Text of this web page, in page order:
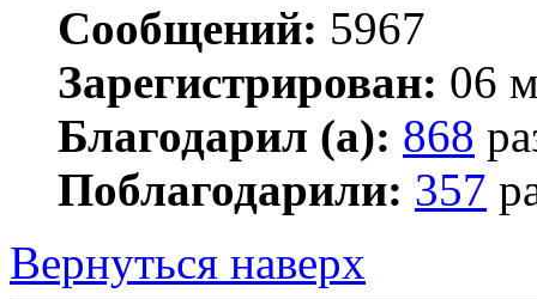
Сообщений: 5967
Зарегистрирован: 06
Благодарил (а): 868
Поблагодарили: 357
Вернуться наверх